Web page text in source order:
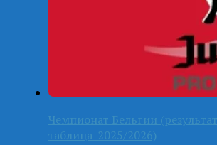
Чемпионат Бельгии
таблица-2025/2026)